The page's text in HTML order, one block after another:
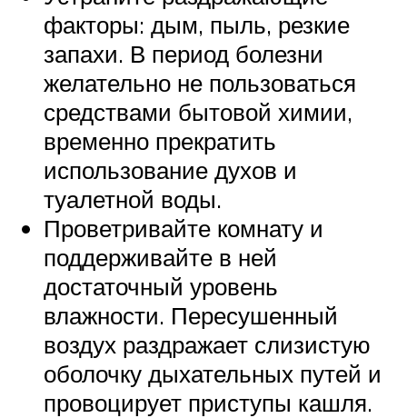
факторы: дым, пыль, резкие
запахи. В период болезни
желательно не пользоваться
средствами бытовой химии,
временно прекратить
использование духов и
туалетной воды.
Проветривайте комнату и
поддерживайте в ней
достаточный уровень
влажности. Пересушенный
воздух раздражает слизистую
оболочку дыхательных путей и
провоцирует приступы кашля.